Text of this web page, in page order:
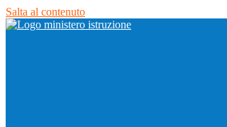
Salta al contenuto